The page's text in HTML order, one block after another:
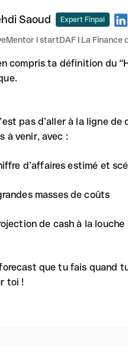
Saoud Expert Finpal
I startDAF I La Finance
compris ta définition du
pas d’aller à la ligne
à venir, avec :
d’affaires estimé et
masses de coûts
de cash à la louche
que tu fais quand
toi !